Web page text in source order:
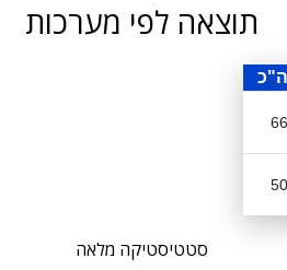
תוצאה לפי מערכות
66
50
סטטיסטיקה מלאה